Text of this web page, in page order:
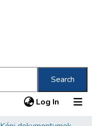
Search
Log In (current)